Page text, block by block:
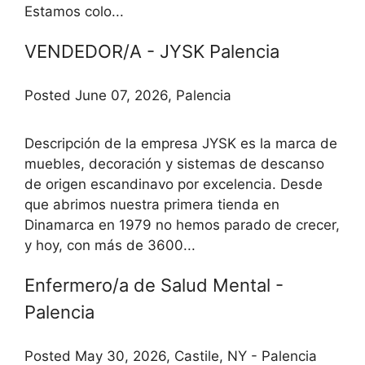
Estamos colo...
VENDEDOR/A - JYSK Palencia
Posted June 07, 2026, Palencia
Descripción de la empresa JYSK es la marca de
muebles, decoración y sistemas de descanso
de origen escandinavo por excelencia. Desde
que abrimos nuestra primera tienda en
Dinamarca en 1979 no hemos parado de crecer,
y hoy, con más de 3600...
Enfermero/a de Salud Mental -
Palencia
Posted May 30, 2026, Castile, NY - Palencia